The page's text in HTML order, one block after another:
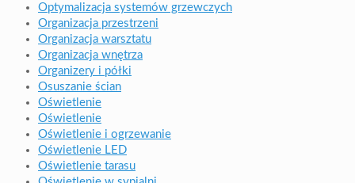
Optymalizacja systemów grzewczych
Organizacja przestrzeni
Organizacja warsztatu
Organizacja wnętrza
Organizery i półki
Osuszanie ścian
Oświetlenie
Oświetlenie
Oświetlenie i ogrzewanie
Oświetlenie LED
Oświetlenie tarasu